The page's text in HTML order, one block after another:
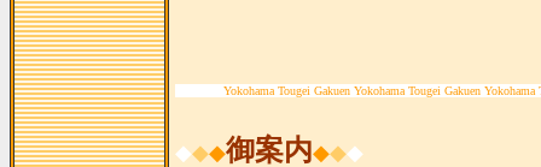
Yokohama Tougei Gakuen Yokohama Tougei Gakuen
◆◆◆御案内◆◆◆